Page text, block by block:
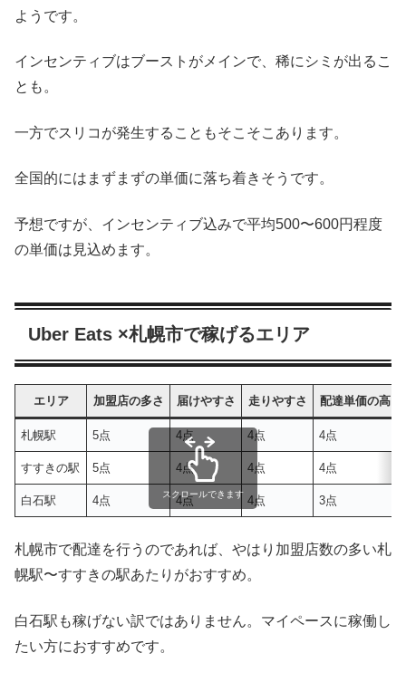
ようです。
インセンティブはブーストがメインで、稀にシミが出るこ
とも。
一方でスリコが発生することもそこそこあります。
全国的にはまずまずの単価に落ち着きそうです。
予想ですが、インセンティブ込みで平均500〜600円程度
の単価は見込めます。
Uber Eats ×札幌市で稼げるエリア
エリア 加盟店の多さ 届けやすさ 走りやすさ 配達単価の高さ
札幌駅 5点 4点 4点 4点
すすきの駅 5点 4点 4点 4点
白石駅 4点 4点 4点 3点
スクロールできます
札幌市で配達を行うのであれば、やはり加盟店数の多い札
幌駅〜すすきの駅あたりがおすすめ。
白石駅も稼げない訳ではありません。マイペースに稼働し
たい方におすすめです。